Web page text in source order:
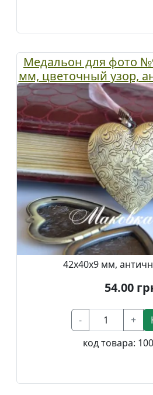
Медальон для фото
мм, цветочный узор,
1 шт
42x40x9 мм,
54.00
- +
код товара: